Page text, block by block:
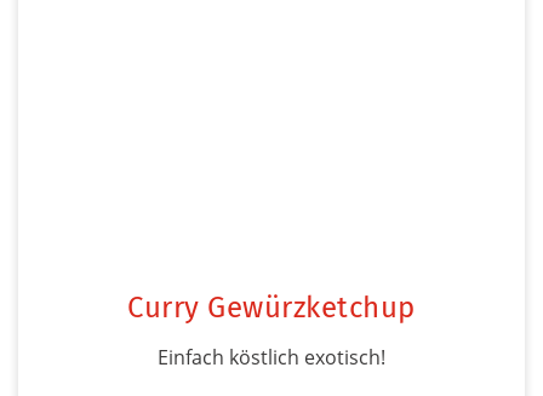
Curry Gewürzketchup
Einfach köstlich exotisch!